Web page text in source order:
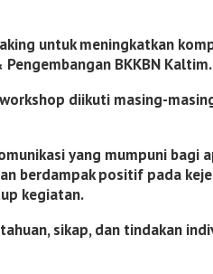
untuk meningkatkan
BKKBN Kaltim.
diikuti masing-
yang mumpuni bagi
berdampak positif pada
kegiatan.
sikap, dan tindakan